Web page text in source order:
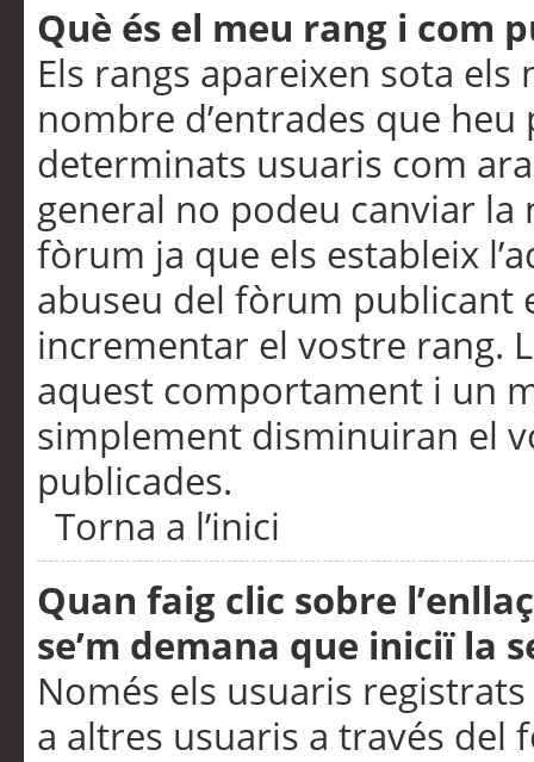
Què és el meu rang i com
Els rangs apareixen sota
nombre d’entrades que
determinats usuaris com
general no podeu canviar
fòrum ja que els estableix
abuseu del fòrum publicant
incrementar el vostre rang.
aquest comportament i un
simplement disminuiran el
publicades.
Torna a l’inici
Quan faig clic sobre
se’m demana que iniciï la
Només els usuaris
a altres usuaris a través